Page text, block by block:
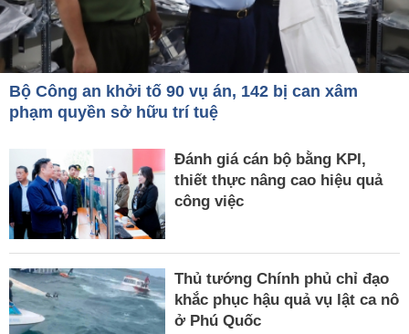
Bộ Công an khởi tố 90 vụ án, 142 bị can xâm
phạm quyền sở hữu trí tuệ
Đánh giá cán bộ bằng KPI,
thiết thực nâng cao hiệu quả
công việc
Thủ tướng Chính phủ chỉ đạo
khắc phục hậu quả vụ lật ca nô
ở Phú Quốc